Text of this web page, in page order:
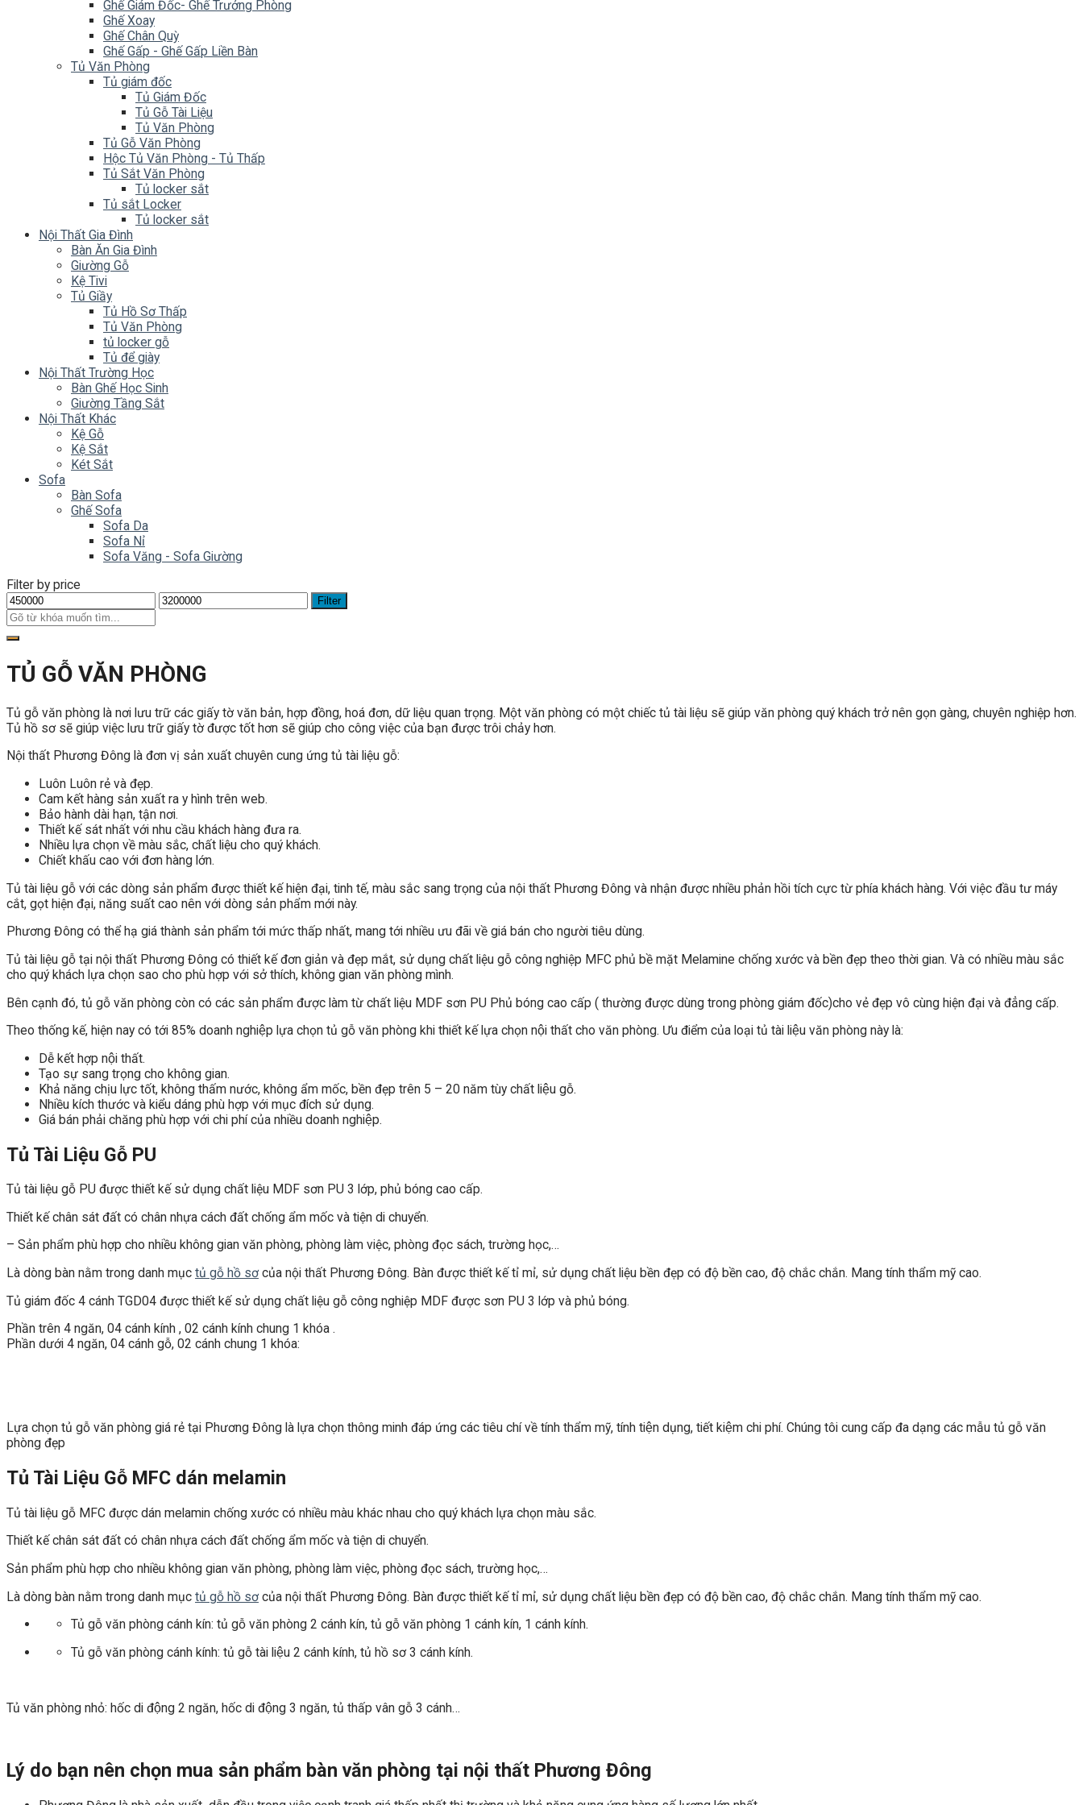
Ghế Giám Đốc- Ghế Trưởng Phòng
Ghế Xoay
Ghế Chân Quỳ
Ghế Gấp - Ghế Gấp Liền Bàn
Tủ Văn Phòng
Tủ giám đốc
Tủ Giám Đốc
Tủ Gỗ Tài Liệu
Tủ Văn Phòng
Tủ Gỗ Văn Phòng
Hộc Tủ Văn Phòng - Tủ Thấp
Tủ Sắt Văn Phòng
Tủ locker sắt
Tủ sắt Locker
Tủ locker sắt
Nội Thất Gia Đình
Bàn Ăn Gia Đình
Giường Gỗ
Kệ Tivi
Tủ Giầy
Tủ Hồ Sơ Thấp
Tủ Văn Phòng
tủ locker gỗ
Tủ để giày
Nội Thất Trường Học
Bàn Ghế Học Sinh
Giường Tầng Sắt
Nội Thất Khác
Kệ Gỗ
Kệ Sắt
Két Sắt
Sofa
Bàn Sofa
Ghế Sofa
Sofa Da
Sofa Nỉ
Sofa Văng - Sofa Giường
Filter by price
Filter
TỦ GỖ VĂN PHÒNG
Tủ gỗ văn phòng là nơi lưu trữ các giấy tờ văn bản, hợp đồng, hoá đơn, dữ liệu quan trọng. Một văn phòng có một chiếc tủ tài liệu sẽ giúp văn phòng quý khách trở nên gọn gàng, chuyên nghiệp hơn.
Tủ hồ sơ sẽ giúp việc lưu trữ giấy tờ được tốt hơn sẽ giúp cho công việc của bạn được trôi chảy hơn.
Nội thất Phương Đông là đơn vị sản xuất chuyên cung ứng tủ tài liệu gỗ:
Luôn Luôn rẻ và đẹp.
Cam kết hàng sản xuất ra y hình trên web.
Bảo hành dài hạn, tận nơi.
Thiết kế sát nhất với nhu cầu khách hàng đưa ra.
Nhiều lựa chọn về màu sắc, chất liệu cho quý khách.
Chiết khấu cao với đơn hàng lớn.
Tủ tài liệu gỗ với các dòng sản phẩm được thiết kế hiện đại, tinh tế, màu sắc sang trọng của nội thất Phương Đông và nhận được nhiều phản hồi tích cực từ phía khách hàng. Với việc đầu tư máy
cắt, gọt hiện đại, năng suất cao nên với dòng sản phẩm mới này.
Phương Đông có thể hạ giá thành sản phẩm tới mức thấp nhất, mang tới nhiều ưu đãi về giá bán cho người tiêu dùng.
Tủ tài liệu gỗ tại nội thất Phương Đông có thiết kế đơn giản và đẹp mắt, sử dụng chất liệu gỗ công nghiệp MFC phủ bề mặt Melamine chống xước và bền đẹp theo thời gian. Và có nhiều màu sắc
cho quý khách lựa chọn sao cho phù hợp với sở thích, không gian văn phòng mình.
Bên cạnh đó, tủ gỗ văn phòng còn có các sản phẩm được làm từ chất liệu MDF sơn PU Phủ bóng cao cấp ( thường được dùng trong phòng giám đốc)cho vẻ đẹp vô cùng hiện đại và đẳng cấp.
Theo thống kế, hiện nay có tới 85% doanh nghiệp lựa chọn tủ gỗ văn phòng khi thiết kế lựa chọn nội thất cho văn phòng. Ưu điểm của loại tủ tài liệu văn phòng này là:
Dễ kết hợp nội thất.
Tạo sự sang trọng cho không gian.
Khả năng chịu lực tốt, không thấm nước, không ẩm mốc, bền đẹp trên 5 – 20 năm tùy chất liệu gỗ.
Nhiều kích thước và kiểu dáng phù hợp với mục đích sử dụng.
Giá bán phải chăng phù hợp với chi phí của nhiều doanh nghiệp.
Tủ Tài Liệu Gỗ PU
Tủ tài liệu gỗ PU được thiết kế sử dụng chất liệu MDF sơn PU 3 lớp, phủ bóng cao cấp.
Thiết kế chân sát đất có chân nhựa cách đất chống ẩm mốc và tiện di chuyển.
– Sản phẩm phù hợp cho nhiều không gian văn phòng, phòng làm việc, phòng đọc sách, trường học,…
Là dòng bàn nằm trong danh mục tủ gỗ hồ sơcủa nội thất Phương Đông. Bàn được thiết kế tỉ mỉ, sử dụng chất liệu bền đẹp có độ bền cao, độ chắc chắn. Mang tính thẩm mỹ cao.
Tủ giám đốc 4 cánh TGD04 được thiết kế sử dụng chất liệu gỗ công nghiệp MDF được sơn PU 3 lớp và phủ bóng.
Phần trên 4 ngăn, 04 cánh kính , 02 cánh kính chung 1 khóa .
Phần dưới 4 ngăn, 04 cánh gỗ, 02 cánh chung 1 khóa:
Lựa chọn tủ gỗ văn phòng giá rẻ tại Phương Đông là lựa chọn thông minh đáp ứng các tiêu chí về tính thẩm mỹ, tính tiện dụng, tiết kiệm chi phí. Chúng tôi cung cấp đa dạng các mẫu tủ gỗ văn
phòng đẹp
Tủ Tài Liệu Gỗ MFC dán melamin
Tủ tài liệu gỗ MFC được dán melamin chống xước có nhiều màu khác nhau cho quý khách lựa chọn màu sắc.
Thiết kế chân sát đất có chân nhựa cách đất chống ẩm mốc và tiện di chuyển.
Sản phẩm phù hợp cho nhiều không gian văn phòng, phòng làm việc, phòng đọc sách, trường học,…
Là dòng bàn nằm trong danh mục tủ gỗ hồ sơcủa nội thất Phương Đông. Bàn được thiết kế tỉ mỉ, sử dụng chất liệu bền đẹp có độ bền cao, độ chắc chắn. Mang tính thẩm mỹ cao.
Tủ gỗ văn phòng cánh kín: tủ gỗ văn phòng 2 cánh kín, tủ gỗ văn phòng 1 cánh kín, 1 cánh kính.
Tủ gỗ văn phòng cánh kính: tủ gỗ tài liệu 2 cánh kính, tủ hồ sơ 3 cánh kính.
Tủ văn phòng nhỏ: hốc di động 2 ngăn, hốc di động 3 ngăn, tủ thấp vân gỗ 3 cánh…
Lý do bạn nên chọn mua sản phẩm bàn văn phòng tại nội thất Phương Đông